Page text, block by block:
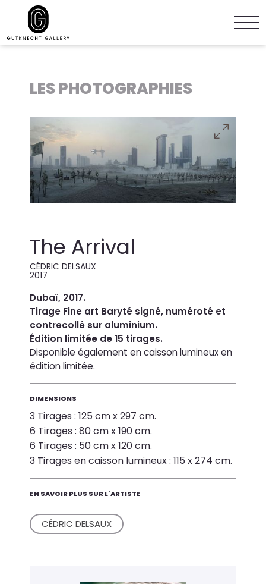
LES PHOTOGRAPHIES
The Arrival
CÉDRIC DELSAUX
2017
Dubaï, 2017.
Tirage Fine art Baryté signé, numéroté et
contrecollé sur aluminium.
Édition limitée de 15 tirages.
Disponible également en caisson lumineux en
édition limitée.
DIMENSIONS
3 Tirages : 125 cm x 297 cm.
6 Tirages : 80 cm x 190 cm.
6 Tirages : 50 cm x 120 cm.
3 Tirages en caisson lumineux : 115 x 274 cm.
EN SAVOIR PLUS SUR L'ARTISTE
CÉDRIC DELSAUX